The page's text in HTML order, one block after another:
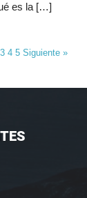
es la […]
345Siguiente »